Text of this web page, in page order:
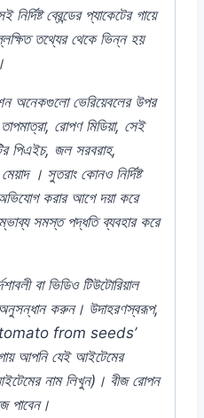
নির্দিষ্ট ব্রেন্ডের প্যাকেটের গায়ে
তথ্যের থেকে ভিন্ন হয়
অনেকগুলো ভেরিয়েবলের উপর
তাপমাত্রা, রোপণ মিডিয়া, সেই
পিএইচ, জল সরবরাহ,
মেয়াদ । সুতরাং কোনও নির্দিষ্ট
করার আগে দয়া করে
সমস্ত পদ্ধতি ব্যবহার করে
বা ভিডিও টিউটোরিয়াল
অনুসন্ধান করুন। উদাহরণস্বরূপ,
from seeds’
আপনি যেই আইটেমের
নাম লিখুন) । বীজরোপন
পাবেন।